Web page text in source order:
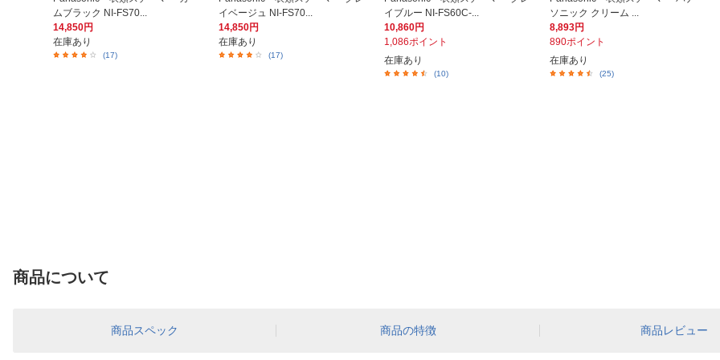
ムブラック NI-FS70...
14,850円
在庫あり
(17)
イベージュ NI-FS70...
14,850円
在庫あり
(17)
イブルー NI-FS60C-...
10,860円
1,086ポイント
在庫あり
(10)
ソニック クリーム ...
8,893円
890ポイント
在庫あり
(25)
商品について
商品スペック 商品の特徴 商品レビュー